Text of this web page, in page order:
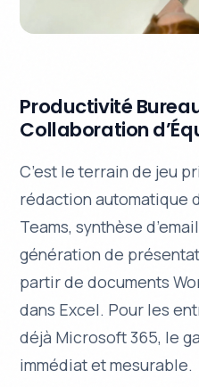
Productivité
Collaboration
C’est le terrain de jeu
rédaction automatique
Teams, synthèse
génération de
partir de documents
dans Excel. Pour les
déjà Microsoft 365, le
immédiat et mesurable.